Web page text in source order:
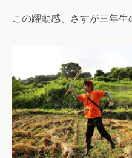
この躍動感、さすが三年生